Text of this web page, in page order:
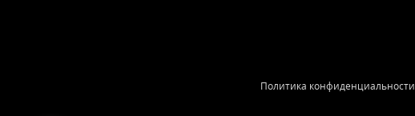
Политика конфиденциальности